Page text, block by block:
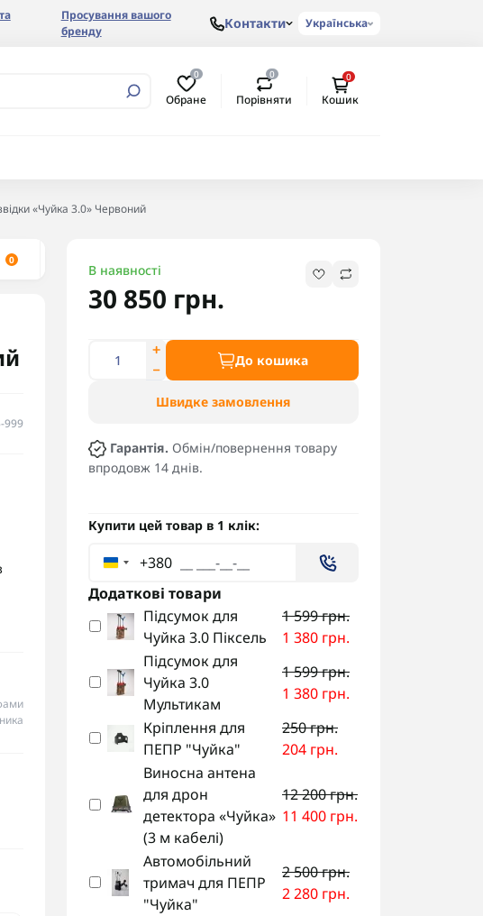
Просування вашого
бренду
Контакти Українська
0
Обране
0
Порівняти
0
Кошик
«Чуйка 3.0» Червоний
0
999
В наявності
30 850 грн.
До кошика
Швидке замовлення
Гарантія. Обмін/повернення товару
впродовж 14 днів.
Купити цей товар в 1 клік:
+380
Додаткові товари
Підсумок для
Чуйка 3.0 Піксель
1 599 грн.
1 380 грн.
Підсумок для
Чуйка 3.0
Мультикам
1 599 грн.
1 380 грн.
Кріплення для
ПЕПР "Чуйка"
250 грн.
204 грн.
Виносна антена
для дрон
детектора «Чуйка»
(3 м кабелі)
12 200 грн.
11 400 грн.
Автомобільний
тримач для ПЕПР
"Чуйка"
2 500 грн.
2 280 грн.